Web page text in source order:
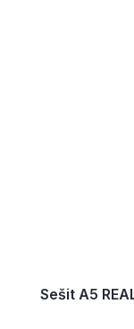
Sešit A5